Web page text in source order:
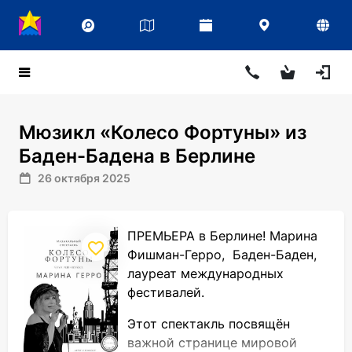
Мюзикл «Колесо Фортуны» из
Баден-Бадена в Берлине
26 октября 2025
ПРЕМЬЕРА в Берлине! Марина
Фишман-Герро, Баден-Баден,
лауреат международных
фестивалей.
Этот спектакль посвящён
важной странице мировой